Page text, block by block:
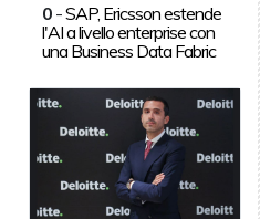
0 -SAP, Ericsson estende
l'AI a livello enterprise con
una Business Data Fabric